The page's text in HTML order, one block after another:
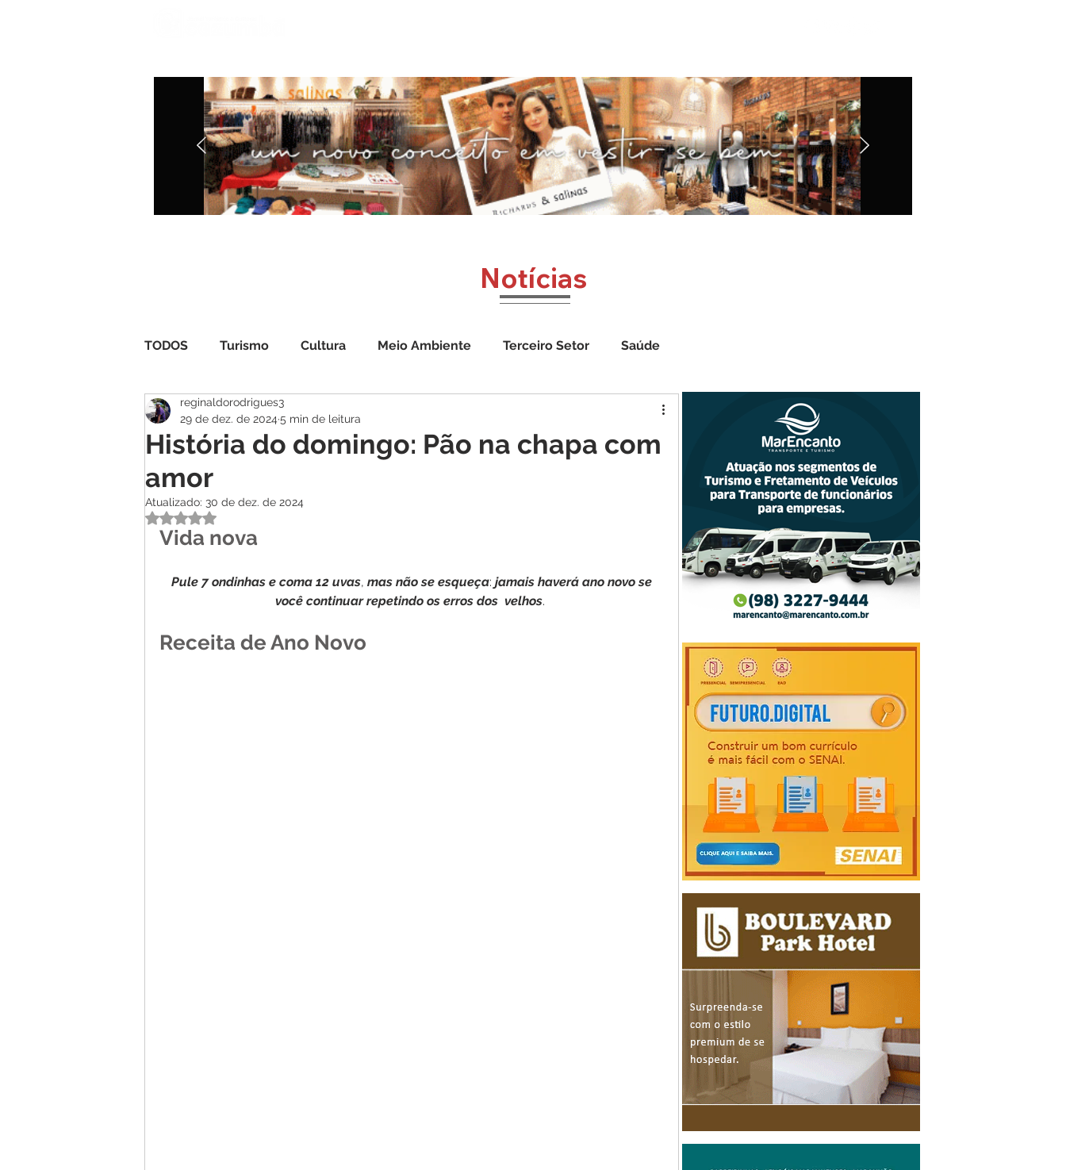
Notícias
TODOS Turismo Cultura Meio Ambiente Terceiro Setor Saúde
Atualidade Geral
História do domingo: Pão na chapa com
amor
reginaldorodrigues3
29 de dez. de 2024 5 min de leitura
Atualizado: 30 de dez. de 2024
Avaliado com NaN de 5 estrelas.
Vida nova
Pule 7 ondinhas e coma 12 uvas, mas não se esqueça: jamais haverá ano novo se
você continuar repetindo os erros dos velhos.
Receita de Ano Novo